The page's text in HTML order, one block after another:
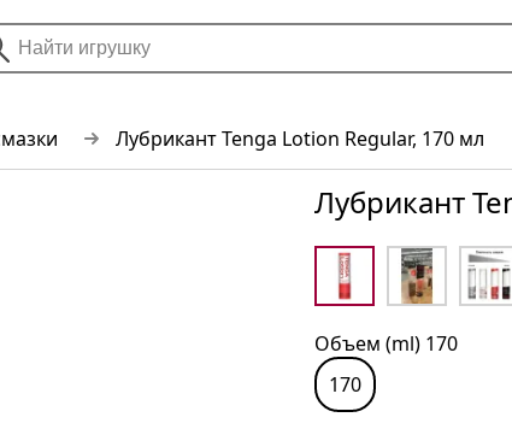
Лубрикант Tenga Lotion Regular, 170 мл
Лубрикант
Объем (ml) 170
170